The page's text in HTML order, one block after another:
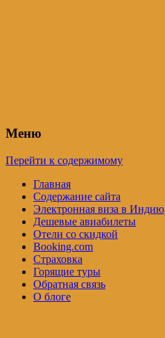
Меню
Перейти к содержимому
Главная
Содержание сайта
Электронная виза в Индию
Дешевые авиабилеты
Отели со скидкой
Booking.com
Страховка
Горящие туры
Обратная связь
О блоге